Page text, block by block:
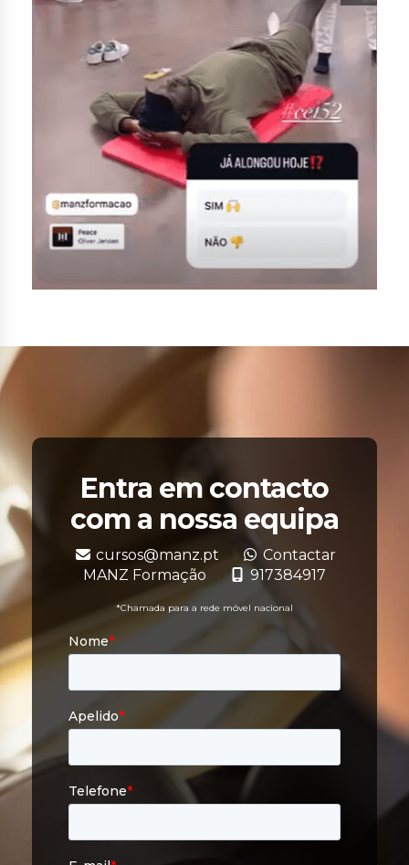
Entra em contacto
com a nossa equipa
cursos@manz.pt
Contactar
MANZ Formação
917384917
*Chamada para a rede móvel nacional